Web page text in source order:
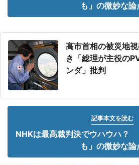
も」の微妙な論
高市首相の被災地
き「総理が主役の
ンダ」批判
記事本文を読む
NHKは最高裁判決でウハウハ？
も」の微妙な論